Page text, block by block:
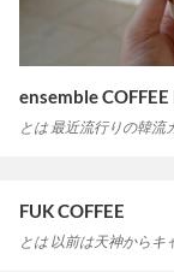
ensemble
とは 最近流行りの韓
FUK COFFEE
とは 以前は天神から